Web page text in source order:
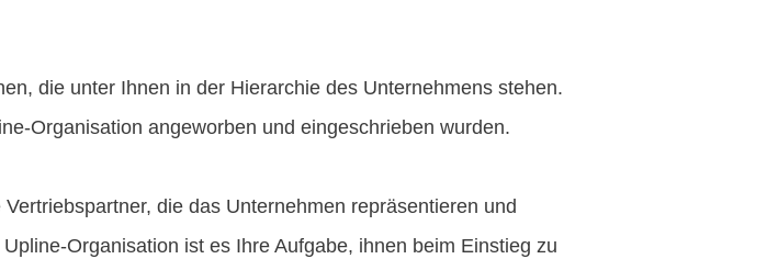
die unter Ihnen in der Hierarchie des Unternehmens stehen.
Organisation angeworben und eingeschrieben wurden.
die das Unternehmen repräsentieren und
Organisation ist es Ihre Aufgabe, ihnen beim Einstieg zu